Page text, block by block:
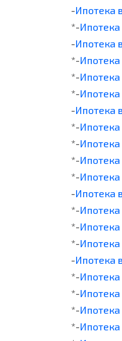
-Ипотека
*-
-Ипотека
*-
*-
*-
-Ипотека
*-
*-
*-
*-
-Ипотека
*-
*-
*-
-Ипотека
*-
*-
*-
*-